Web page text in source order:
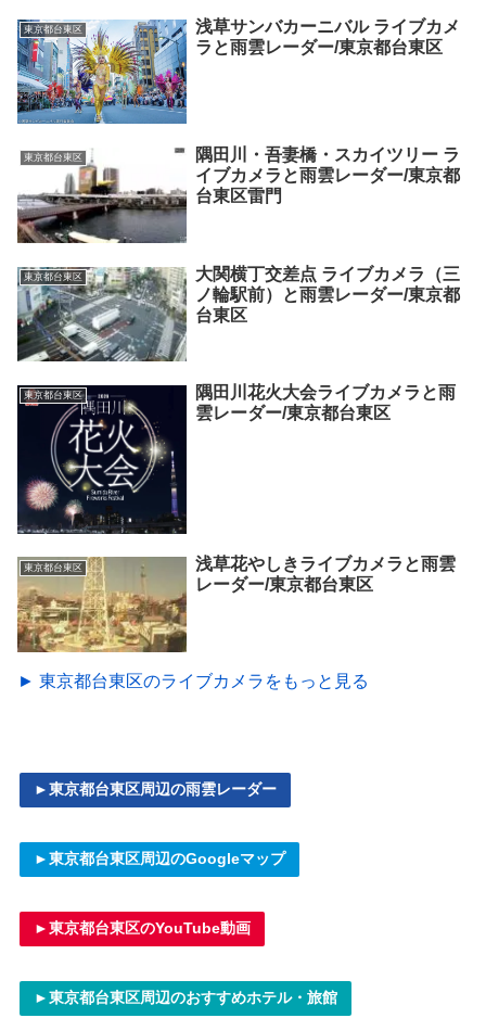
東京都台東区
浅草サンバカーニバル ライブカメ
ラと雨雲レーダー/東京都台東区
東京都台東区
隅田川・吾妻橋・スカイツリー ラ
イブカメラと雨雲レーダー/東京都
台東区雷門
東京都台東区
大関横丁交差点 ライブカメラ（三
ノ輪駅前）と雨雲レーダー/東京都
台東区
東京都台東区
隅田川花火大会ライブカメラと雨
雲レーダー/東京都台東区
東京都台東区
浅草花やしきライブカメラと雨雲
レーダー/東京都台東区
► 東京都台東区のライブカメラをもっと見る
►東京都台東区周辺の雨雲レーダー
►東京都台東区周辺のGoogleマップ
►東京都台東区のYouTube動画
►東京都台東区周辺のおすすめホテル・旅館